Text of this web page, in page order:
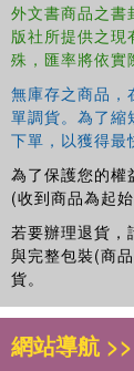
外文書商品之書
版社所提供之
殊，匯率將依實
無庫存之商品，
單調貨。為了縮
下單，以獲得最
為了保護您的權
(收到商品為起始
若要辦理退貨，
與完整包裝(商
貨。
網站導航 >>